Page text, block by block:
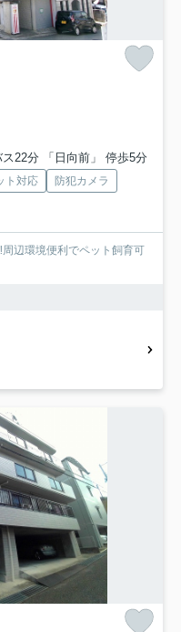
22分 「日向前」 停歩5分
ト対応
防犯カメラ
辺環境便利でペット飼育可